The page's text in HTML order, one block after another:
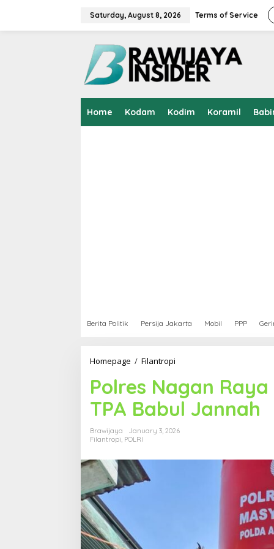
Saturday, August 8, 2026 Terms of Service
Home Kodam Kodim Koramil
Berita Politik Persija Jakarta Mobil PPP
Homepage / Filantropi
l
r
e
s
N
a
Polres Nagan
TPA Babul Jannah
Brawijaya
January 3, 2026
Filantropi, POLRI